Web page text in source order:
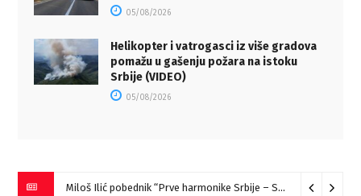
05/08/2026
Helikopter i vatrogasci iz više gradova
pomažu u gašenju požara na istoku
Srbije (VIDEO)
05/08/2026
Miloš Ilić pobednik “Prve harmonike Srbije – Sokobanja” (VIDEO)